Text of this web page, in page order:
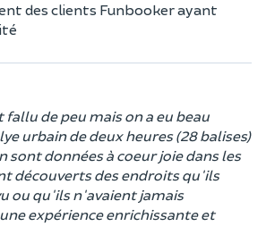
des clients Funbooker ayant
fallu de peu mais on a eu beau
urbain de deux heures (28 balises)
sont données à coeur joie dans les
découverts des endroits qu'ils
ou qu'ils n'avaient jamais
expérience enrichissante et